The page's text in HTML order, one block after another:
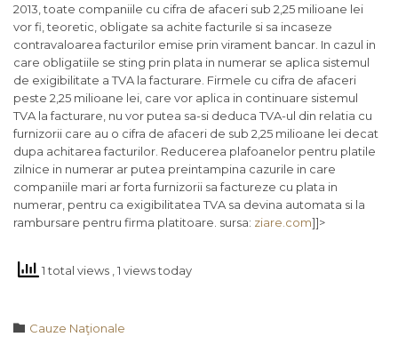
2013, toate companiile cu cifra de afaceri sub 2,25 milioane lei
vor fi, teoretic, obligate sa achite facturile si sa incaseze
contravaloarea facturilor emise prin virament bancar. In cazul in
care obligatiile se sting prin plata in numerar se aplica sistemul
de exigibilitate a TVA la facturare. Firmele cu cifra de afaceri
peste 2,25 milioane lei, care vor aplica in continuare sistemul
TVA la facturare, nu vor putea sa-si deduca TVA-ul din relatia cu
furnizorii care au o cifra de afaceri de sub 2,25 milioane lei decat
dupa achitarea facturilor. Reducerea plafoanelor pentru platile
zilnice in numerar ar putea preintampina cazurile in care
companiile mari ar forta furnizorii sa factureze cu plata in
numerar, pentru ca exigibilitatea TVA sa devina automata si la
rambursare pentru firma platitoare. sursa: ziare.com]]>
1 total views , 1 views today
 Category
Cauze Naţionale